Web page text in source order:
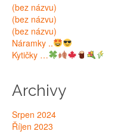
(bez názvu)
(bez názvu)
(bez názvu)
Náramky ..
Kytičky …
Archivy
Srpen 2024
Říjen 2023